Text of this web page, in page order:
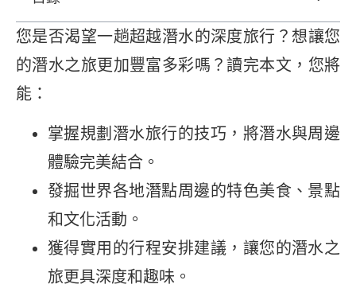
您是否渴望一趟超越潛水的深度旅行？想讓您
的潛水之旅更加豐富多彩嗎？讀完本文，您將
能：
掌握規劃潛水旅行的技巧，將潛水與周邊
體驗完美結合。
發掘世界各地潛點周邊的特色美食、景點
和文化活動。
獲得實用的行程安排建議，讓您的潛水之
旅更具深度和趣味。